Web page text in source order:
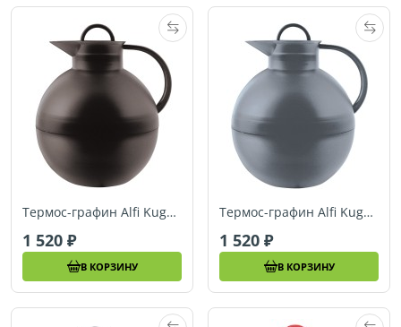
Термос-графин Alfi Kugel black 1,0 L
1 520
В КОРЗИНУ
Термос-графин Alfi Kugel anthrazit transparent 1,0 L
1 520
В КОРЗИНУ